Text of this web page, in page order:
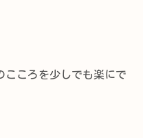
こころを少しでも楽にで